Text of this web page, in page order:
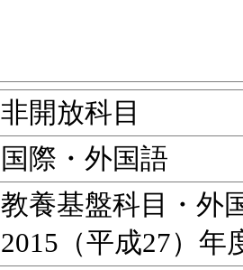
非開放科目
国際・外国語
教養基盤科目・外
2015（平成27）年